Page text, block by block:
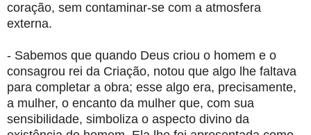
coração, sem contaminar-se com a atmosfera
externa.
- Sabemos que quando Deus criou o homem e o
consagrou rei da Criação, notou que algo lhe faltava
para completar a obra; esse algo era, precisamente,
a mulher, o encanto da mulher que, com sua
sensibilidade, simboliza o aspecto divino da